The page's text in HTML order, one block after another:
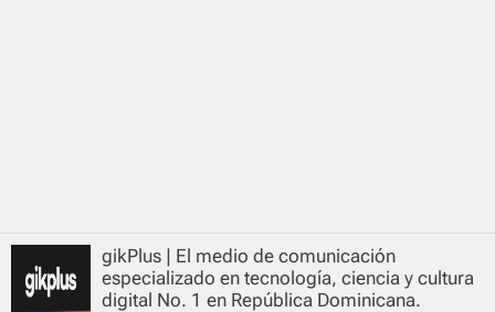
gikPlus | El medio de comunicación
especializado en tecnología, ciencia y cultura
digital No. 1 en República Dominicana.